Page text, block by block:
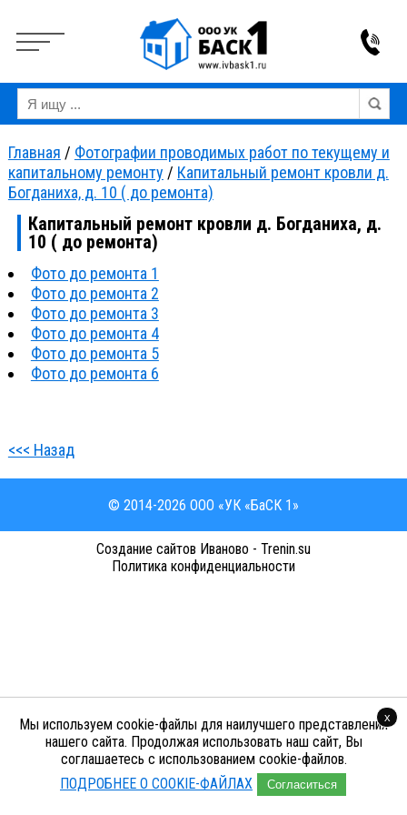
Версия для слабовидящих: Вкл Изображения: Выкл
Главная / Фотографии проводимых работ по текущему и
капитальному ремонту / Капитальный ремонт кровли д.
Богданиха, д. 10 ( до ремонта)
Капитальный ремонт кровли д. Богданиха, д.
10 ( до ремонта)
Фото до ремонта 1
Фото до ремонта 2
Фото до ремонта 3
Фото до ремонта 4
Фото до ремонта 5
Фото до ремонта 6
<<< Назад
© 2014-2026 ООО «УК «БаСК 1»
Cоздание сайтов Иваново - Trenin.su
Политика конфиденциальности
Мы используем cookie-файлы для наилучшего представления
нашего сайта. Продолжая использовать наш сайт, Вы
соглашаетесь с использованием cookie-файлов.
ПОДРОБНЕЕ О COOKIE-ФАЙЛАХ
Согласиться
x